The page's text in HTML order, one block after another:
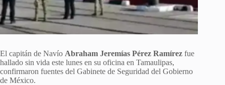
El capitán de Navío Abraham Jeremías Pérez Ramírez fue
hallado sin vida este lunes en su oficina en Tamaulipas,
confirmaron fuentes del Gabinete de Seguridad del Gobierno
de México.